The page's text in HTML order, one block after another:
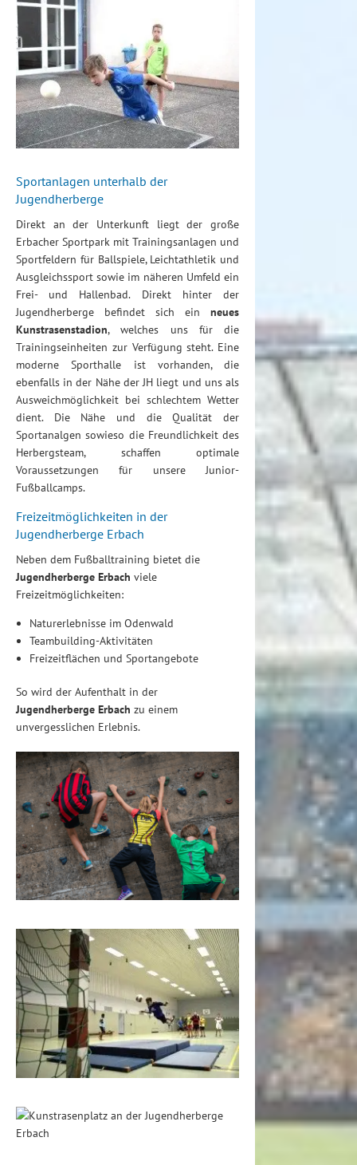
Sportanlagen unterhalb der
Jugendherberge
Direkt an der Unterkunft liegt der große
Erbacher Sportpark mit Trainingsanlagen und
Sportfeldern für Ballspiele, Leichtathletik und
Ausgleichssport sowie im näheren Umfeld ein
Frei- und Hallenbad. Direkt hinter der
Jugendherberge befindet sich ein neues
Kunstrasenstadion, welches uns für die
Trainingseinheiten zur Verfügung steht. Eine
moderne Sporthalle ist vorhanden, die
ebenfalls in der Nähe der JH liegt und uns als
Ausweichmöglichkeit bei schlechtem Wetter
dient. Die Nähe und die Qualität der
Sportanalgen sowieso die Freundlichkeit des
Herbergsteam, schaffen optimale
Voraussetzungen für unsere Junior-
Fußballcamps.
Freizeitmöglichkeiten in der
Jugendherberge Erbach
Neben dem Fußballtraining bietet die
Jugendherberge Erbach viele
Freizeitmöglichkeiten:
Naturerlebnisse im Odenwald
Teambuilding-Aktivitäten
Freizeitflächen und Sportangebote
So wird der Aufenthalt in der
Jugendherberge Erbach zu einem
unvergesslichen Erlebnis.